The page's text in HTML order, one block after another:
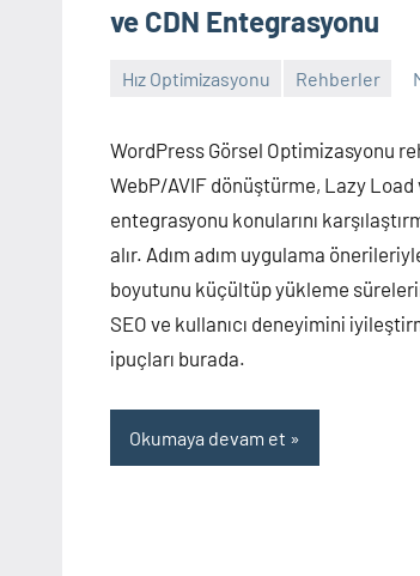
ve CDN Entegrasyonu
Hız Optimizasyonu Rehberler
Yorum
WordPress Görsel Optimizasyonu
WebP/AVIF dönüştürme, Lazy Load
entegrasyonu konularını
alır. Adım adım uygulama
boyutunu küçültüp yükleme
SEO ve kullanıcı deneyimini
ipuçları burada.
Okumaya devam et